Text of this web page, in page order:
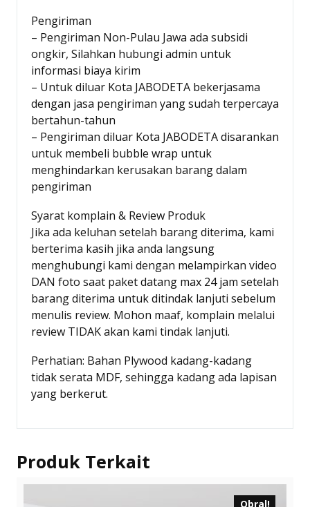
Pengiriman
– Pengiriman Non-Pulau Jawa ada subsidi
ongkir, Silahkan hubungi admin untuk
informasi biaya kirim
– Untuk diluar Kota JABODETA bekerjasama
dengan jasa pengiriman yang sudah terpercaya
bertahun-tahun
– Pengiriman diluar Kota JABODETA disarankan
untuk membeli bubble wrap untuk
menghindarkan kerusakan barang dalam
pengiriman
Syarat komplain & Review Produk
Jika ada keluhan setelah barang diterima, kami
berterima kasih jika anda langsung
menghubungi kami dengan melampirkan video
DAN foto saat paket datang max 24 jam setelah
barang diterima untuk ditindak lanjuti sebelum
menulis review. Mohon maaf, komplain melalui
review TIDAK akan kami tindak lanjuti.
Perhatian: Bahan Plywood kadang-kadang
tidak serata MDF, sehingga kadang ada lapisan
yang berkerut.
Produk Terkait
Obral!